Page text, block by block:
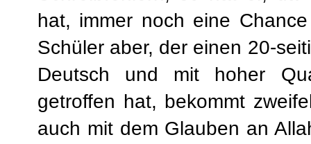
hat, immer noch eine
Schüler aber, der einen 20-
Deutsch und mit hoher
getroffen hat, bekommt
auch mit dem Glauben an